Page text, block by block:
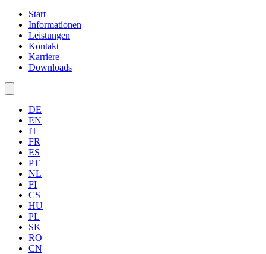
Start
Informationen
Leistungen
Kontakt
Karriere
Downloads
DE
EN
IT
FR
ES
PT
NL
FI
CS
HU
PL
SK
RO
CN